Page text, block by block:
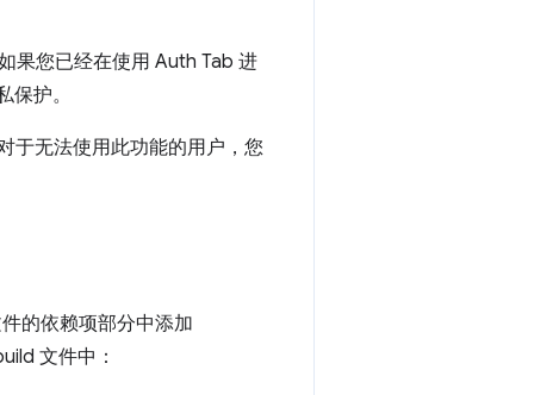
果您已经在使用 Auth Tab 进
护。
于无法使用此功能的用户，您
的依赖项部分中添加
文件中：